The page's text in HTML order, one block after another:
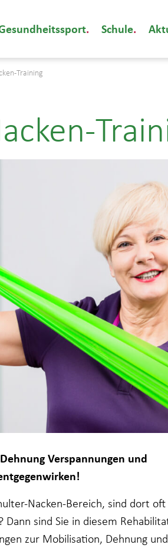
Schule
Training
Verspannungen und
Nacken-Bereich, sind dort
sind Sie in diesem
zur Mobilisation, Dehnung